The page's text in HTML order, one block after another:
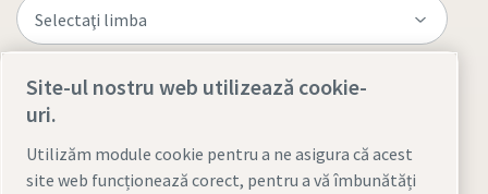
Vizitaţi site-ul
Site-ul nostru web utilizează cookie-
uri.
Utilizăm module cookie pentru a ne asigura că acest
site web funcționează corect, pentru a vă îmbunătăți